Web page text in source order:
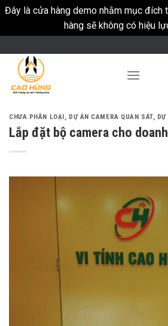
Đây là cửa hàng demo nhằm mục đích
hàng sẽ không có hiệu
to
content
CHƯA PHÂN LOẠI, DỰ ÁN CAMERA QUAN SÁT,
Lắp đặt bộ camera cho